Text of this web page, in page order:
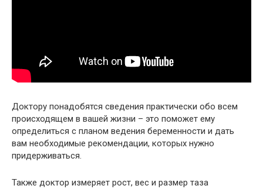
Доктору понадобятся сведения практически обо всем
происходящем в вашей жизни – это поможет ему
определиться с планом ведения беременности и дать
вам необходимые рекомендации, которых нужно
придерживаться.
Также доктор измеряет рост, вес и размер таза